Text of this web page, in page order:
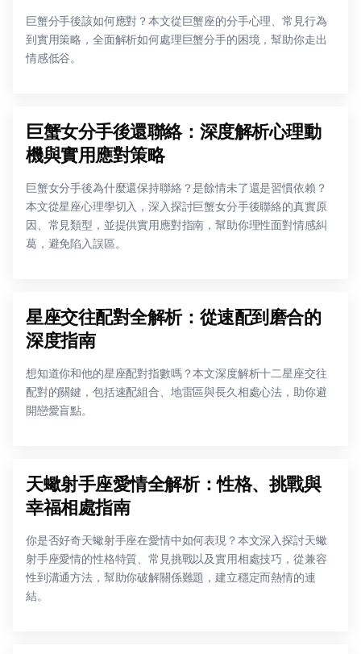
巨蟹分手後該如何應對？本文從巨蟹座的分手心理、常見行為
到實用策略，全面解析如何處理巨蟹分手的困境，幫助你走出
情感低谷。
巨蟹女分手後還聯絡：深度解析心理動
機與實用應對策略
巨蟹女分手後為什麼還保持聯絡？是餘情未了還是習慣依賴？
本文從星座心理學切入，深入探討巨蟹女分手後聯絡的真實原
因、常見類型，並提供實用應對指南，幫助你理性面對情感糾
葛，避免陷入誤區。
星座交往配對全解析：從速配到磨合的
深度指南
想知道你和他的星座配對指數嗎？本文深度解析十二星座交往
配對的關鍵，包括速配組合、地雷區與長久相處心法，助你避
開戀愛盲點。
天蠍射手座愛情全解析：性格、挑戰與
幸福相處指南
你是否好奇天蠍射手座在愛情中如何表現？本文深入探討天蠍
射手座愛情的性格特質、常見挑戰以及實用相處技巧，從兼容
性到溝通方法，幫助你破解關係難題，建立穩定而熱情的連
結。